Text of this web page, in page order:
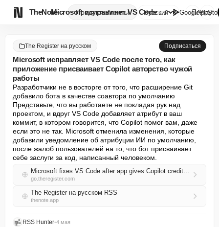
TheNote ПродуктыАгенты Microsoft исправляет VS Code п...
Русский GooglePlay

The Register на русском Подписаться
Microsoft исправляет VS Code после того, как
приложение присваивает Copilot авторство чужой
работы
Разработчики не в восторге от того, что расширение Git
добавило бота в качестве соавтора по умолчанию
Представьте, что вы работаете не покладая рук над
проектом, и вдруг VS Code добавляет атрибут в ваш
коммит, в котором говорится, что Copilot помог вам, даже
если это не так. Microsoft отменила изменения, которые
добавили уведомление об атрибуции ИИ по умолчанию,
после жалоб пользователей на то, что бот присваивает
себе заслуги за код, написанный человеком.
Microsoft fixes VS Code after app gives Copilot credit for human's work
go.theregister.com
The Register на русском RSS
thenote.app
RSS Hunter•4 мая